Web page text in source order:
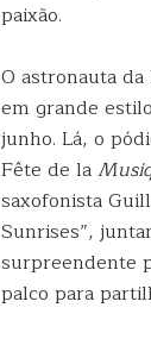
paixão.
O astronauta
em grande
junho. Lá, o
Fête de la
saxofonista
Sunrises”,
surpreendente
palco para